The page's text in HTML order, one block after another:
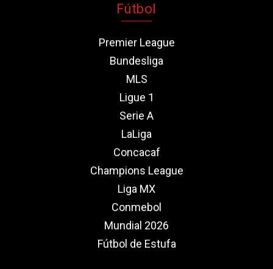
Fútbol
Premier League
Bundesliga
MLS
Ligue 1
Serie A
LaLiga
Concacaf
Champions League
Liga MX
Conmebol
Mundial 2026
Fútbol de Estufa